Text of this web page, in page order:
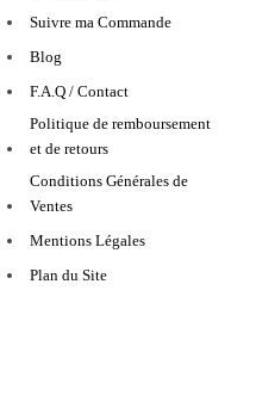
Suivre ma Commande
Blog
F.A.Q / Contact
Politique de remboursement
et de retours
Conditions Générales de
Ventes
Mentions Légales
Plan du Site